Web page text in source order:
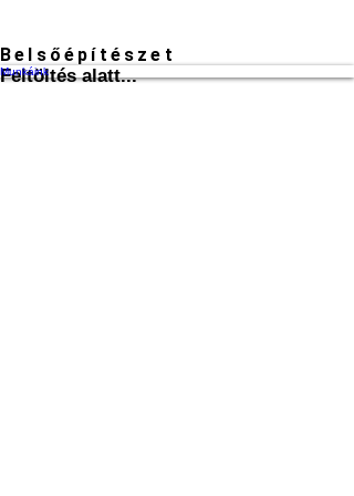
Belsőépítészet
Munkáink
Feltöltés alatt...